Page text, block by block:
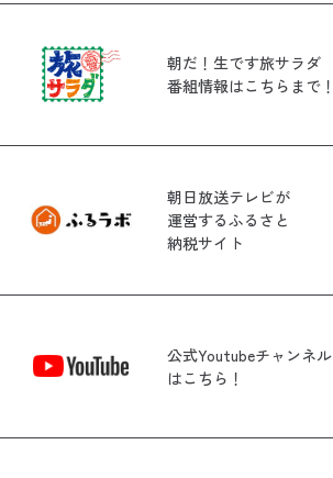
朝だ！生です旅サラダ
番組情報はこちらまで！
朝日放送テレビが
運営するふるさと
納税サイト
公式Youtubeチャンネル
はこちら！